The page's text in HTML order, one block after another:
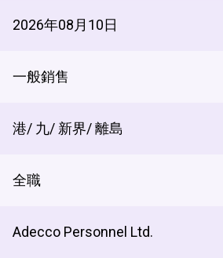
2026年08月10日
一般銷售
港/ 九/ 新界/ 離島
全職
Adecco Personnel Ltd.